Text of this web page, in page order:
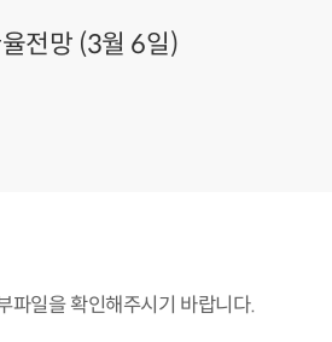
전망 (3월 6일)
파일을 확인해주시기 바랍니다.